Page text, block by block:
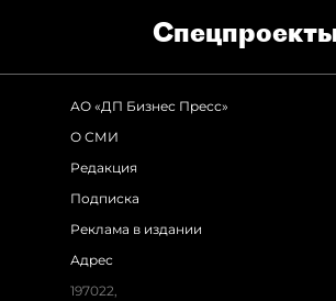
АО «ДП Бизнес Пресс»
О СМИ
Редакция
Подписка
Реклама в издании
Адрес
197022,